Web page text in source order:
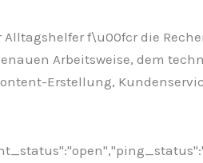
f\u00fcr die
Arbeitsweise, dem
Erstellung,